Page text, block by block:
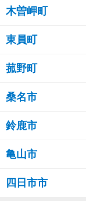
木曽岬町
東員町
菰野町
桑名市
鈴鹿市
亀山市
四日市市